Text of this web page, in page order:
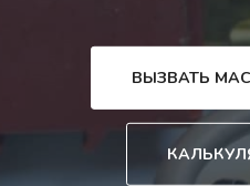
ВЫЗВАТЬ